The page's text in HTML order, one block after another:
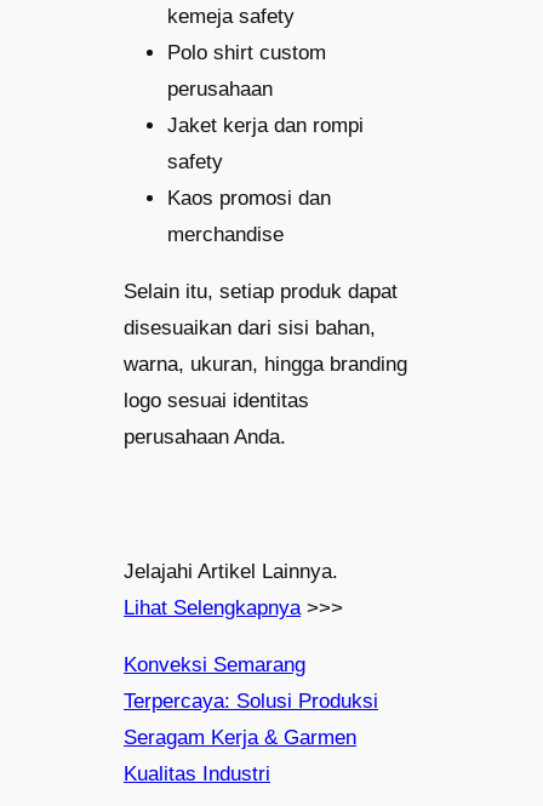
kemeja safety
Polo shirt custom
perusahaan
Jaket kerja dan rompi
safety
Kaos promosi dan
merchandise
Selain itu, setiap produk dapat
disesuaikan dari sisi bahan,
warna, ukuran, hingga branding
logo sesuai identitas
perusahaan Anda.​
Jelajahi Artikel Lainnya.
Lihat Selengkapnya>>>
Konveksi Semarang
Terpercaya: Solusi Produksi
Seragam Kerja & Garmen
Kualitas Industri